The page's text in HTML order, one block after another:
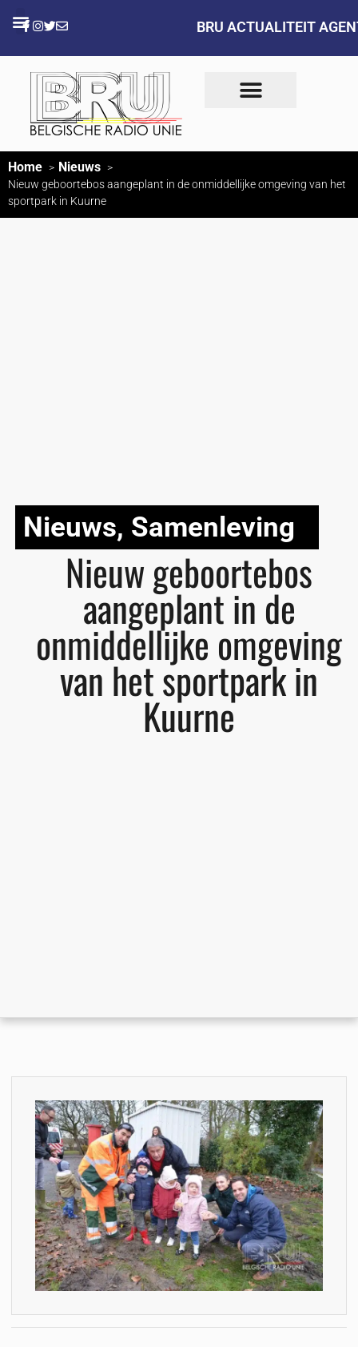
BRU ACTUALITEIT
Home Nieuws
Nieuw geboortebos aangeplant in de onmiddellijke omgeving van het
sportpark in Kuurne
Nieuws, Samenleving
Nieuw geboortebos
aangeplant in de
onmiddellijke omgeving
van het sportpark in
Kuurne